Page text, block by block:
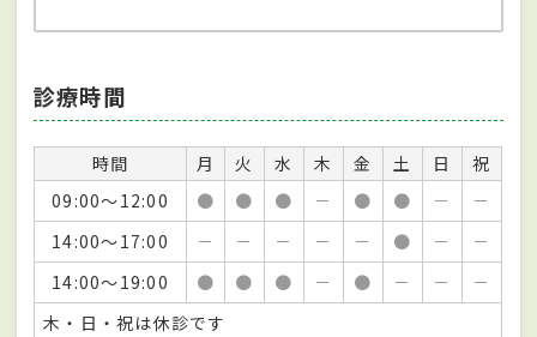
診療時間
時間 月 火 水 木 金 土 日
祝
09:00～12:00
● ● ● － ● ● －
－
14:00～17:00
－ － － － － ● －
－
14:00～19:00
● ● ● － ● － －
－
木・日・祝は休診です